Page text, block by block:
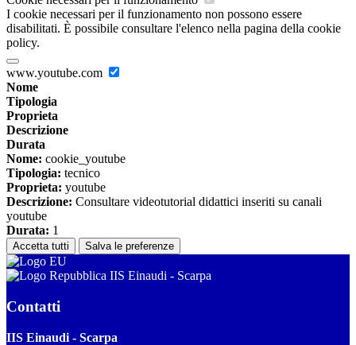
I cookie necessari per il funzionamento non possono essere
disabilitati. È possibile consultare l'elenco nella pagina della cookie
policy.
www.youtube.com
Nome
Tipologia
Proprieta
Descrizione
Durata
Nome: cookie_youtube
Tipologia: tecnico
Proprieta: youtube
Descrizione: Consultare videotutorial didattici inseriti su canali
youtube
Durata: 1
Accetta tutti Salva le preferenze
IIS Einaudi - Scarpa
Contatti
IIS Einaudi - Scarpa